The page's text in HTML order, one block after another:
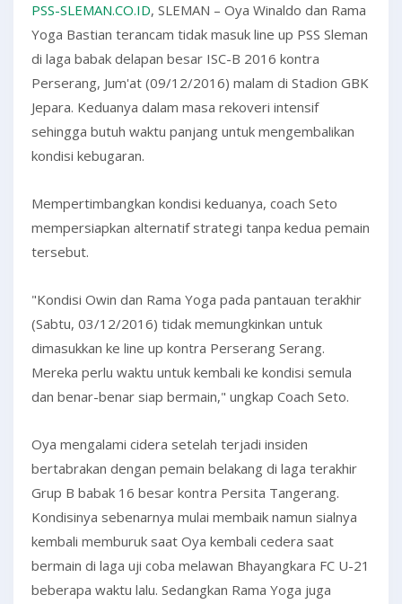
PSS-SLEMAN.CO.ID, SLEMAN – Oya Winaldo dan Rama
Yoga Bastian terancam tidak masuk line up PSS Sleman
di laga babak delapan besar ISC-B 2016 kontra
Perserang, Jum'at (09/12/2016) malam di Stadion GBK
Jepara. Keduanya dalam masa rekoveri intensif
sehingga butuh waktu panjang untuk mengembalikan
kondisi kebugaran.
Mempertimbangkan kondisi keduanya, coach Seto
mempersiapkan alternatif strategi tanpa kedua pemain
tersebut.
"Kondisi Owin dan Rama Yoga pada pantauan terakhir
(Sabtu, 03/12/2016) tidak memungkinkan untuk
dimasukkan ke line up kontra Perserang Serang.
Mereka perlu waktu untuk kembali ke kondisi semula
dan benar-benar siap bermain," ungkap Coach Seto.
Oya mengalami cidera setelah terjadi insiden
bertabrakan dengan pemain belakang di laga terakhir
Grup B babak 16 besar kontra Persita Tangerang.
Kondisinya sebenarnya mulai membaik namun sialnya
kembali memburuk saat Oya kembali cedera saat
bermain di laga uji coba melawan Bhayangkara FC U-21
beberapa waktu lalu. Sedangkan Rama Yoga juga